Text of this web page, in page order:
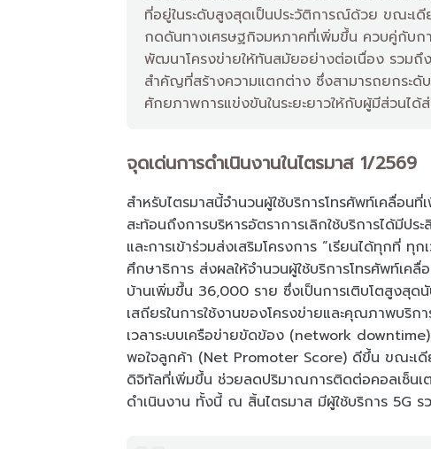
ที่อยู่ในระดับสูงสุดเป็นประวัติการณ์ด้วย ขณะเดี
กดดันทางเศรษฐกิจมหภาคที่เพิ่มขึ้น ควบคู่กับก
พัฒนาโครงข่ายให้ทันสมัยอย่างต่อเนื่อง รวมถึ
สำคัญที่สร้างความแตกต่าง ซึ่งสามารถยกระดั
ศักยภาพการแข่งขันในระยะยาวให้กับผู้มีส่วนได้
จุดเด่นการดำเนินงานในไตรมาส 1/2569
สำหรับไตรมาสนี้จำนวนผู้ใช้บริการโทรศัพท์เคลื่อ
สะท้อนถึงการบริหารอัตราการเลิกใช้บริการได้มีป
และการเข้าร่วมส่งเสริมโครงการ “เรียนได้ทุกที่
ศึกษาธิการ ส่งผลให้จำนวนผู้ใช้บริการโทรศัพท์เค
บ้านเพิ่มขึ้น 36,000 ราย ซึ่งเป็นการเติบโตสูงสุด
เสถียรในการใช้งานของโครงข่ายและคุณภาพบริก
เวลาระบบเครือข่ายขัดข้อง (network
พอใจลูกค้า (Net Promoter Score) ดีขึ้น ขณะเ
ดิจิทัลที่เพิ่มขึ้น ช่วยลดปริมาณการติดต่อคอลเซ็น
ดำเนินงาน ทั้งนี้ ณ สิ้นไตรมาส มีผู้ใช้บริการ 5G ร